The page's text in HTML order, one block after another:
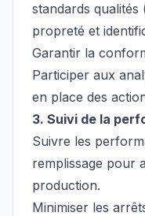
standards qualités
propreté et
Garantir la
Participer aux
en place des
3. Suivi de la
Suivre les
remplissage pour
production.
Minimiser les